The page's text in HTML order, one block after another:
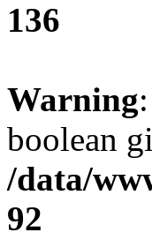
136
Warning
boolean
/data/
92